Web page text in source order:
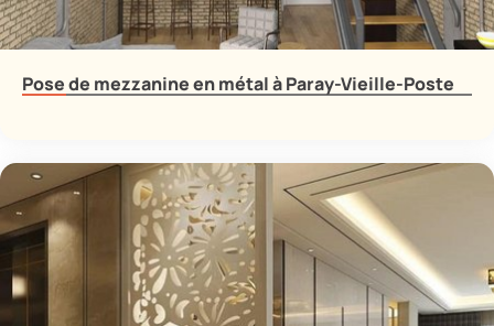
Pose de mezzanine en métal à Paray-Vieille-Poste